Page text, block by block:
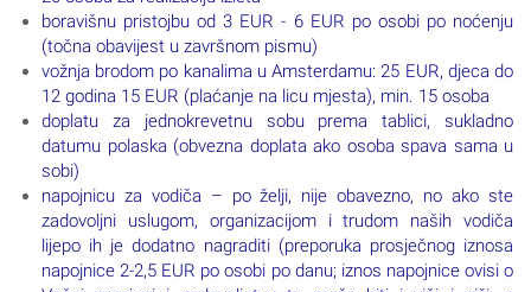
boravišnu pristojbu od 3 EUR - 6 EUR po osobi po noćenju
(točna obavijest u završnom pismu)
vožnja brodom po kanalima u Amsterdamu: 25 EUR, djeca do
12 godina 15 EUR (plaćanje na licu mjesta), min. 15 osoba
doplatu za jednokrevetnu sobu prema tablici, sukladno
datumu polaska (obvezna doplata ako osoba spava sama u
sobi)
napojnicu za vodiča – po želji, nije obavezno, no ako ste
zadovoljni uslugom, organizacijom i trudom naših vodiča
lijepo ih je dodatno nagraditi (preporuka prosječnog iznosa
napojnice 2-2,5 EUR po osobi po danu; iznos napojnice ovisi o
Vašoj procjeni i zadovoljstvu te može biti i viši i niži, a